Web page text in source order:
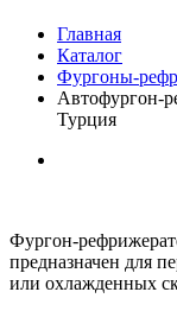
Главная
Каталог
Фургоны-
Автофургон-
Турция
Фургон-
предназначен для
или охлажденных